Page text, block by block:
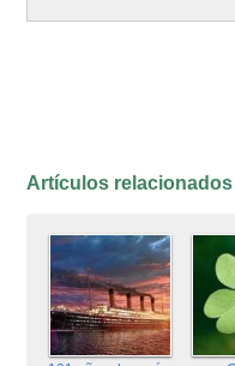
Artículos relacionados